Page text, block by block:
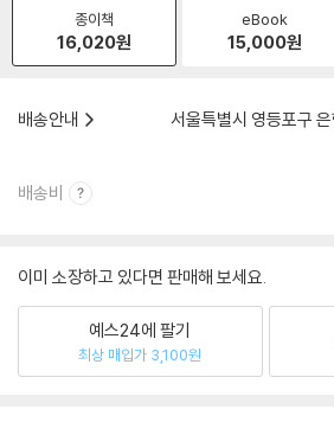
종이책
16,020원
eBook
15,000원
배송안내
서울특별시 영등포구
배송비
이미 소장하고 있다면 판매해 보세요.
예스24에 팔기
최상 매입가 3,100원